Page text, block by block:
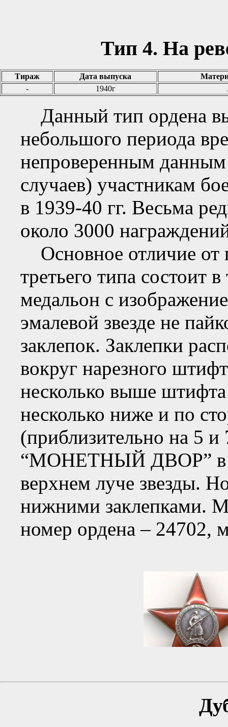
Тип 4. На
Тираж Дата выпуска
-
1940г
Данный тип ордена
небольшого периода
непроверенным данным
случаев) участникам
в 1939-40 гг. Весьма
около 3000
Основное отличие от
третьего типа состоит
медальон с
эмалевой звезде не
заклепок. Заклепки
вокруг нарезного
несколько выше
несколько ниже и по
(приблизительно на 5
“МОНЕТНЫЙ ДВОР” в
верхнем луче звезды.
нижними заклепками.
номер ордена – 24702,